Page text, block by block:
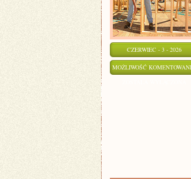
CZERWIEC - 3 - 2026
MOŻLIWOŚĆ